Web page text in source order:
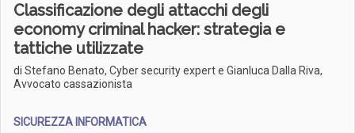
Classificazione degli attacchi degli
economy criminal hacker: strategia e
tattiche utilizzate
di Stefano Benato, Cyber security expert e Gianluca Dalla Riva,
Avvocato cassazionista
SICUREZZA INFORMATICA